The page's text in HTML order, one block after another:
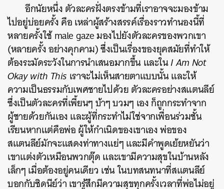
อีกนัยหนึ่ง ตัวละครฝั่งตรงข้ามที่เราอาจจะมองข้าม
ไปอยู่บ่อยครั้ง คือ เหล่าผู้สร้างสรรค์เรื่องราวทำนองนี้ที่
หลายครั้งใช้ male gaze มองไปยังตัวละครของพวกเขา
(หลายครั้ง อย่างคุกคาม) ซึ่งเป็นเรื่องของยุคสมัยที่ทำให้
ต้องระมัดระวังในการนำเสนอมากขึ้น และในI Am Not
Okay with This เราจะไม่เห็นสายตาแบบนั้น และให้
ความเป็นธรรมกับเพศชายไปด้วย ตัวละครอย่างสแตนลีย์
ซึ่งเป็นตัวละครที่เพี้ยนๆ บ้าๆ บวมๆ เอง ก็ถูกกระทำจาก
ผู้ชายด้วยกันเอง และผู้ที่กระทำไม่ใช่จากเพื่อนร่วมชั้น
เรียนหากแต่คือพ่อ ผู้ให้กำเนิดของเขาเอง พ่อของ
สแตนลีย์มักจะแสดงท่าทางแย่ๆ และมีคำพูดเย้ยหยันว่า
เขาแต่งตัวเหมือนพวกตุ๊ด และเขามีความสุขในบ้านหลัง
เล็กๆ เมื่อต้องอยู่คนเดียว เช่น ในบทสนทนาที่สแตนลีย์
บอกกับซิดนีย์ว่า เขารู้สึกมีความสุขทุกครั้งเวลาที่พ่อไม่อยู่